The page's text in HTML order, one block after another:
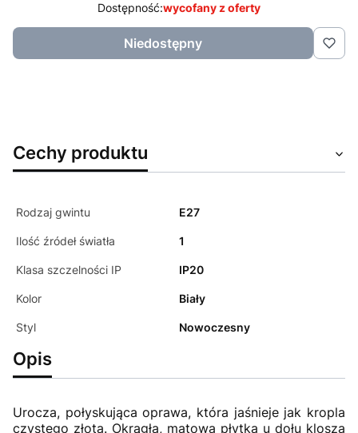
Dostępność:wycofany z oferty
Niedostępny
Cechy produktu
Rodzaj gwintu E27
Ilość źródeł światła 1
Klasa szczelności IP IP20
Kolor Biały
Styl Nowoczesny
Opis
Urocza, połyskująca oprawa, która jaśnieje jak kropla
czystego złota. Okrągła, matowa płytka u dołu klosza